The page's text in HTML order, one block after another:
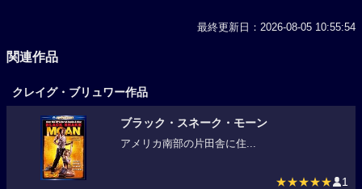
最終更新日：2026-08-05 10:55:54
関連作品
クレイグ・ブリュワー作品
ブラック・スネーク・モーン
アメリカ南部の片田舎に住...
★★★★★ 1